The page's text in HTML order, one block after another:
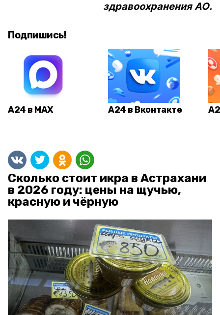
здравоохранения АО.
Подпишись!
А24 в MAX А24 в Вконтакте
Сколько стоит икра в Астрахани
в 2026 году: цены на щучью,
красную и чёрную